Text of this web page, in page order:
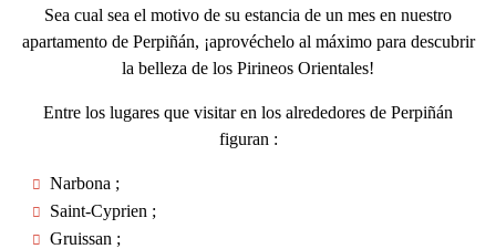
Sea cual sea el motivo de su estancia de un mes en nuestro
apartamento de Perpiñán, ¡aprovéchelo al máximo para descubrir
la belleza de los Pirineos Orientales!
Entre los lugares que visitar en los alrededores de Perpiñán
figuran :
Narbona ;
Saint-Cyprien ;
Gruissan ;